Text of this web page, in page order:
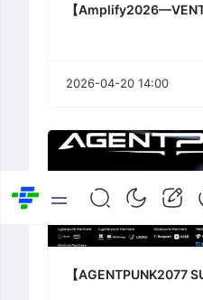
【
2026-04-20 14:00
【AGENTPUNK2077